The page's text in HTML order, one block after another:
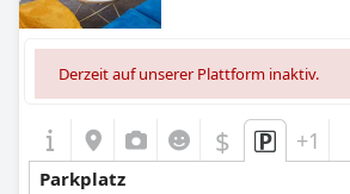
Derzeit auf unserer Plattform inaktiv.
$ +1
Parkplatz